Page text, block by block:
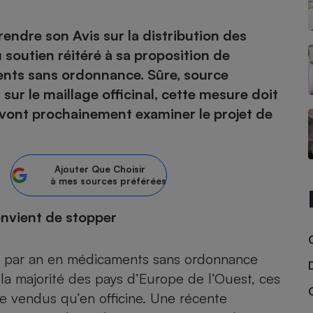
son Avis sur la distribution des
réitéré à sa proposition de
sans ordonnance. Sûre, source
le maillage officinal, cette mesure doit
prochainement examiner le projet de
Ajouter Que Choisir
à mes sources préférées
de stopper
an en médicaments sans ordonnance
majorité des pays d’Europe de l’Ouest, ces
qu’en officine. Une récente
Banque en ligne
sèche-linge
congélateur
Panneaux
photovoltaïques
smartphone
multifonction
portable
nettoyeur haute
mutuelle
des devis d’opticiens
Obsèques - Pompes
funèbres
pour bébé